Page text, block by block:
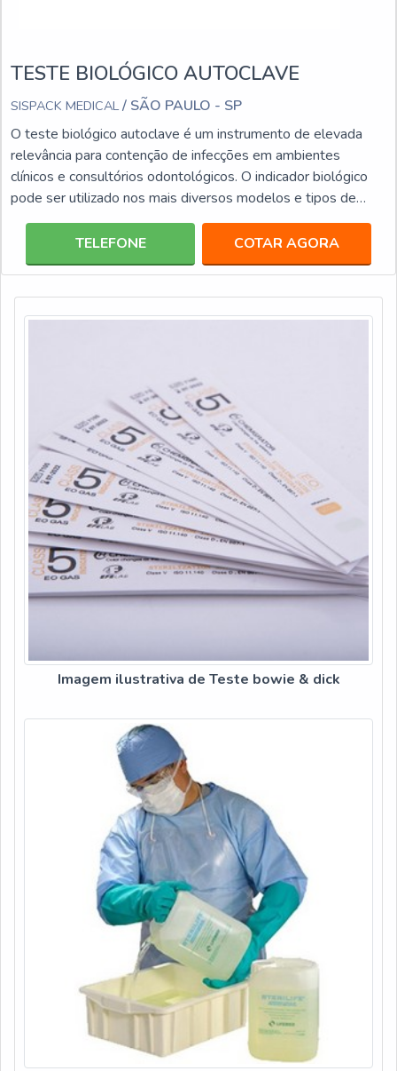
TESTE BIOLÓGICO AUTOCLAVE
SISPACK MEDICAL / SÃO PAULO - SP
O teste biológico autoclave é um instrumento de elevada
relevância para contenção de infecções em ambientes
clínicos e consultórios odontológicos. O indicador biológico
pode ser utilizado nos mais diversos modelos e tipos de
autoclaves, tais como: Gravitacional; Vácuo fracionado; Pré e
pós Vácuo.Informações importantes do produt Os testes
biológicos para autoclave contêm esporos do tipo
vapor. Esses esporos ficam armazenados dentro das ampol
TELEFONE COTAR AGORA
Imagem ilustrativa de Teste bowie & dick